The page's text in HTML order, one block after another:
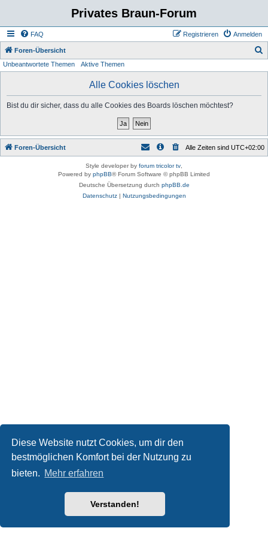
Diese Website nutzt Cookies, um dir den
bestmöglichen Komfort bei der Nutzung zu
bieten. Mehr erfahren
Verstanden!
Privates Braun-Forum
FAQ Anmelden
Registrieren
Foren-Übersicht
Unbeantwortete Themen Aktive Themen
Alle Cookies löschen
Bist du dir sicher, dass du alle Cookies des Boards löschen möchtest?
Foren-Übersicht Alle Zeiten sind UTC+02:00
Style developer by forum tricolor tv
Powered by phpBB® Forum Software © phpBB Limited
Deutsche Übersetzung durch phpBB.de
Datenschutz| Nutzungsbedingungen